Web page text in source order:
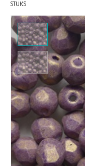
STUKS